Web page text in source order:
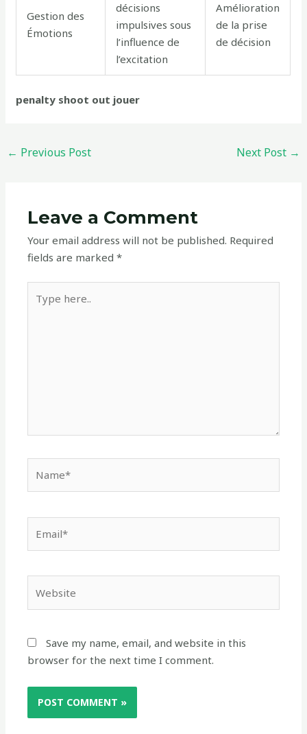
Gestion des
Émotions
décisions
impulsives sous
l’influence de
l’excitation
Amélioration
de la prise
de décision
penalty shoot out jouer
← Previous Post Next Post →
Leave a Comment
Your email address will not be published. Required
fields are marked*
here..
Save my name, email, and website in this
browser for the next time I comment.